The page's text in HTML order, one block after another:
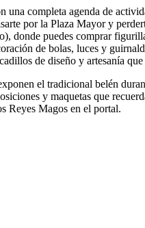
una completa agenda de
por la Plaza Mayor y
donde puedes comprar
de bolas, luces y
de diseño y artesanía que
el tradicional belén
y maquetas que
Reyes Magos en el portal.